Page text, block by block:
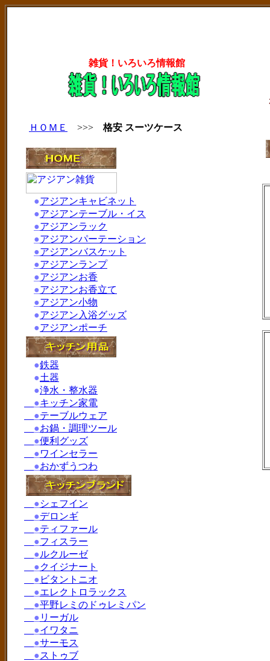
雑貨！いろいろ情報館
ＨＯＭＥ >>> 格安 スーツケース
●アジアンキャビネット
●アジアンテーブル・イス
●アジアンラック
●アジアンパーテーション
●アジアンバスケット
●アジアンランプ
●アジアンお香
●アジアンお香立て
●アジアン小物
●アジアン入浴グッズ
●アジアンポーチ
●鉄器
●土器
●浄水・整水器
●キッチン家電
●テーブルウェア
●お鍋・調理ツール
●便利グッズ
●ワインセラー
●おかずうつわ
●シェフイン
●デロンギ
●ティファール
●フィスラー
●ルクルーゼ
●クイジナート
● ビタントニオ
●エレクトロラックス
●平野レミのドゥレミパン
● リーガル
●イワタニ
●サーモス
●ストゥブ